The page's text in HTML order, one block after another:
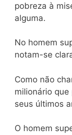
pobreza à
alguma.
No homem
notam-se
Como não
milionário
seus últimos
O homem